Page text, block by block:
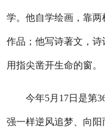
学。他自学绘画，靠两
作品；他写诗著文，诗
用指尖凿开生命的窗。
今年5月17日是第36
强一样逆风追梦、向